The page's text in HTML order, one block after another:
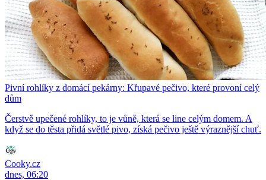
Pivní rohlíky z domácí pekárny: Křupavé pečivo, které provoní celý
dům
Čerstvě upečené rohlíky, to je vůně, která se line celým domem. A
když se do těsta přidá světlé pivo, získá pečivo ještě výraznější chuť.
Cooky.cz
dnes, 06:20